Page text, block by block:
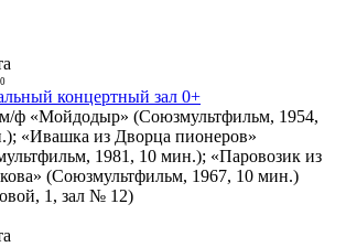
концертный зал 0+
ф «Мойдодыр» (Союзмультфильм, 1954,
«Ивашка из Дворца пионеров»
1981, 10 мин.); «Паровозик из
(Союзмультфильм, 1967, 10 мин.)
1, зал № 12)